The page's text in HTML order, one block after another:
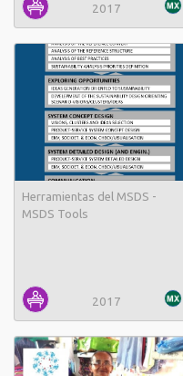
2017
Herramientas del MSDS -
MSDS Tools
2017